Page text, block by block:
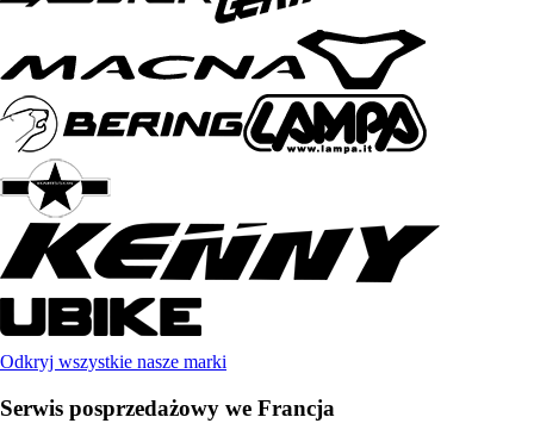
Odkryj wszystkie nasze marki
Serwis posprzedażowy we Francja